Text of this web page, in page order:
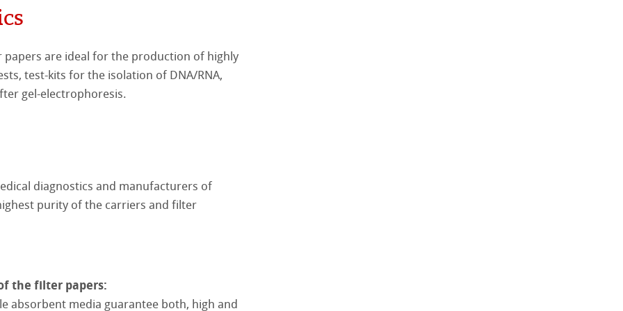
en ester mixte de cellulose
en nylon
en polyéthersulfone
acétate de cellulose
cellulose régénérée
nylon
dépistages diagnostiques
la production de boissons
galvanisation
industry
papers are ideal for the production of highly
test-kits for the isolation of DNA/RNA,
gel-electrophoresis.
diagnostics and manufacturers of
purity of the carriers and filter
the filter papers:
absorbent media guarantee both, high and